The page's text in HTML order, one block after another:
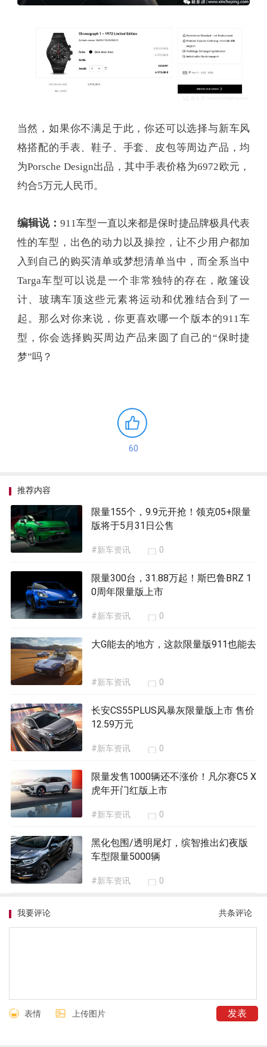
当然，如果你不满足于此，你还可以选择与新车风
格搭配的手表、鞋子、手套、皮包等周边产品，均
为Porsche Design出品，其中手表价格为6972欧元，
约合5万元人民币。
编辑说：911车型一直以来都是保时捷品牌极具代表
性的车型，出色的动力以及操控，让不少用户都加
入到自己的购买清单或梦想清单当中，而全系当中
Targa车型可以说是一个非常独特的存在，敞篷设
计、玻璃车顶这些元素将运动和优雅结合到了一
起。那么对你来说，你更喜欢哪一个版本的911车
型，你会选择购买周边产品来圆了自己的“保时捷
梦”吗？
60
推荐内容
限量155个，9.9元开抢！领克05+限量
版将于5月31日公售
#新车资讯 0
限量300台，31.88万起！斯巴鲁BRZ 1
0周年限量版上市
#新车资讯 0
大G能去的地方，这款限量版911也能去
#新车资讯 0
长安CS55PLUS风暴灰限量版上市 售价
12.59万元
#新车资讯 0
限量发售1000辆还不涨价！凡尔赛C5 X
虎年开门红版上市
#新车资讯 0
黑化包围/透明尾灯，缤智推出幻夜版
车型限量5000辆
#新车资讯 0
共条评论
我要评论
表情 上传图片